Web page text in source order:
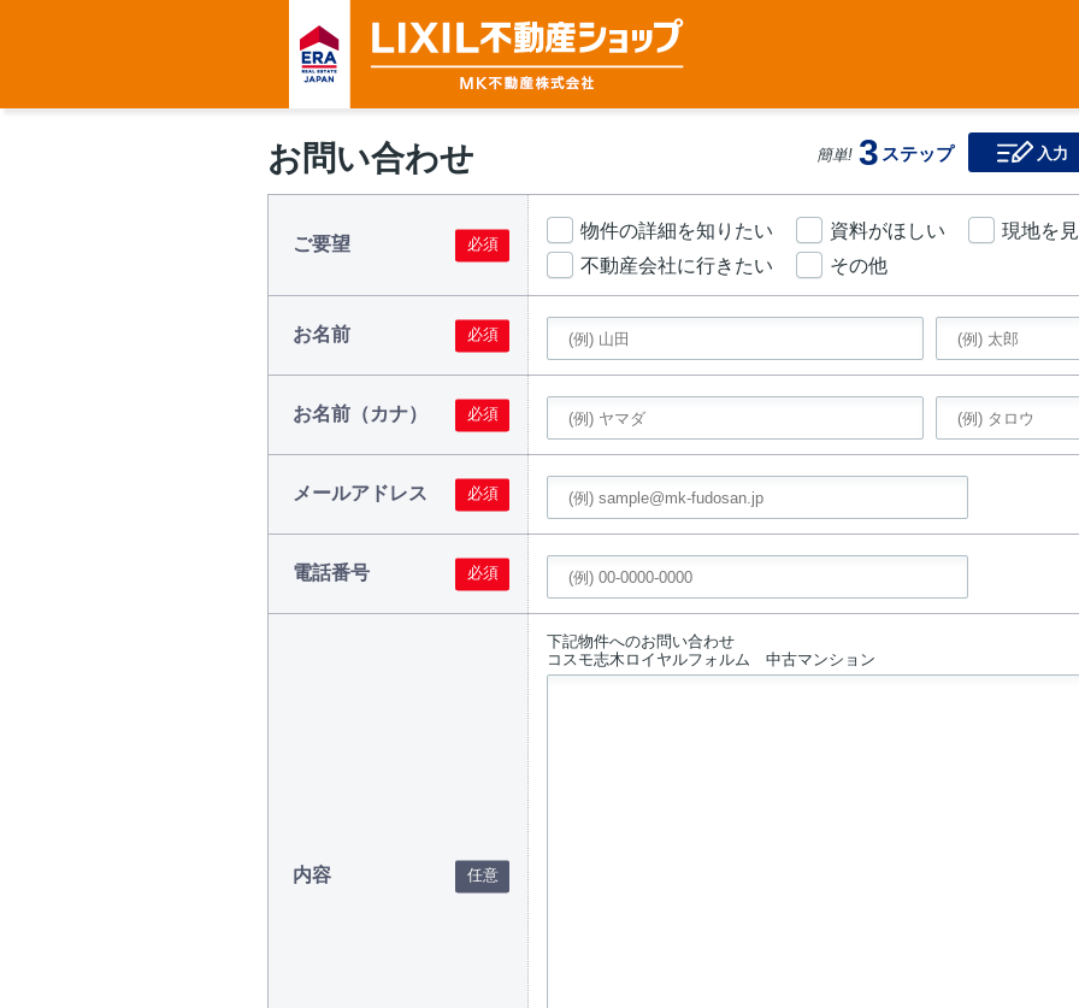
お問い合わせ 簡単! 3 ステップ 入力
ご要望
物件の詳細を知りたい 資料がほしい 現地を
不動産会社に行きたい
その他
お名前
お名前（カナ）
メールアドレス
電話番号
内容
下記物件へのお問い合わせ
コスモ志木ロイヤルフォルム 中古マンション